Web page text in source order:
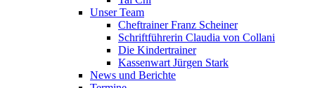
Unser Team
Cheftrainer Franz Scheiner
Schriftführerin Claudia von Collani
Die Kindertrainer
Kassenwart Jürgen Stark
News und Berichte